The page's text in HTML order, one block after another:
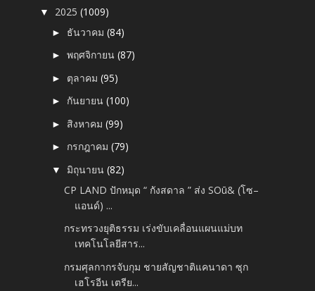
▼ 2025(1009)
► ธันวาคม(84)
►พฤศจิกายน(87)
► ตุลาคม(95)
► กันยายน(100)
► สิงหาคม(99)
► กรกฎาคม(79)
▼ มิถุนายน(82)
CP LAND ปักหมุด “ กังสดาล ” ส่ง SOū& (โซ–
แอนด์) ...
กระทรวงยุติธรรม เร่งขับเคลื่อนแผนแม่บท
เทคโนโลยีสาร...
กรมศุลกากรจับกุม ชายสัญชาติแคนาดา ซุก
เฮโรอีน เตรีย...